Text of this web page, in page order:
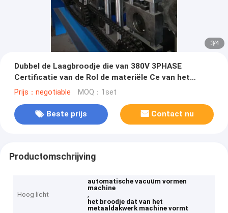
3/4
Dubbel de Laagbroodje die van 380V 3PHASE
Certificatie van de Rol de materiële Ce van het
Machine45# staal vormen
Prijs：negotiable MOQ：1set
Beste prijs Contact nu
Productomschrijving
Hoog licht
automatische vacuüm vormen
machine
,
het broodje dat van het
metaaldakwerk machine vormt